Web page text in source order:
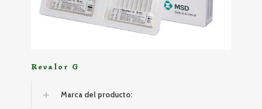
Revalor G
Marca del producto: